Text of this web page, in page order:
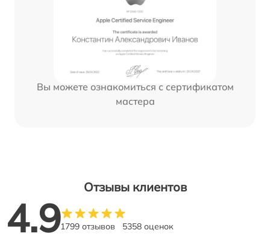
Вы можете ознакомиться с сертификатом
мастера
Отзывы клиентов
4.91799 отзывов 5358 оценок